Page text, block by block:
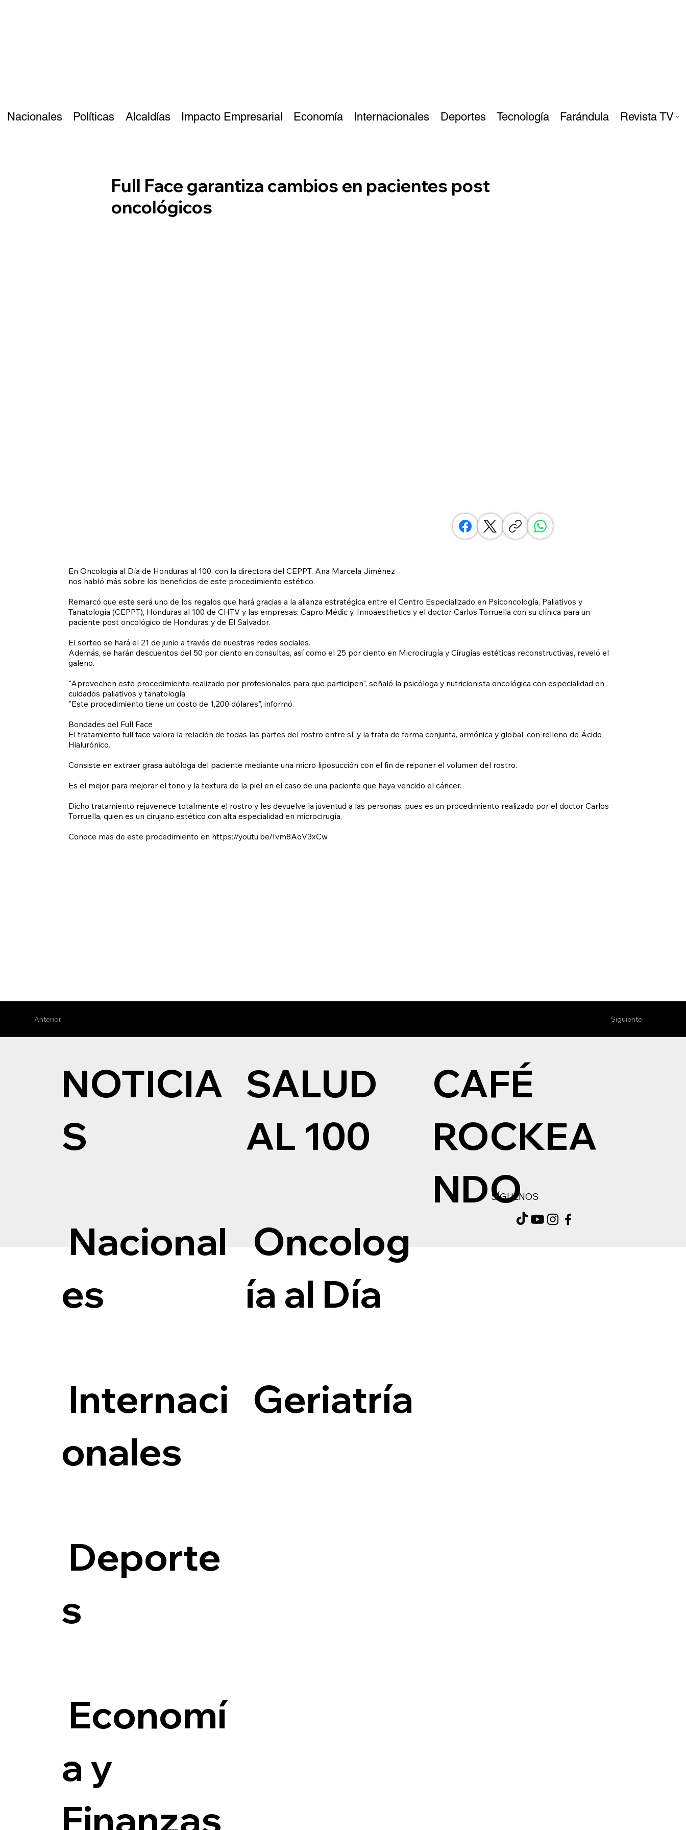
Nacionales Políticas Alcaldías Impacto Empresarial Economía Internacionales Deportes Tecnología Farándula Revista TV
Full Face garantiza cambios en pacientes post
oncológicos
En Oncología al Día de Honduras al 100, con la directora del CEPPT, Ana Marcela Jiménez
nos habló más sobre los beneficios de este procedimiento estético.
Remarcó que este será uno de los regalos que hará gracias a la alianza estratégica entre el Centro Especializado en Psiconcología, Paliativos y
Tanatología (CEPPT), Honduras al 100 de CHTV y las empresas: Capro Médic y, Innoaesthetics y el doctor Carlos Torruella con su clínica para un
paciente post oncológico de Honduras y de El Salvador.
El sorteo se hará el 21 de junio a través de nuestras redes sociales.
Además, se harán descuentos del 50 por ciento en consultas, así como el 25 por ciento en Microcirugía y Cirugías estéticas reconstructivas, reveló el
galeno.
"Aprovechen este procedimiento realizado por profesionales para que participen", señaló la psicóloga y nutricionista oncológica con especialidad en
cuidados paliativos y tanatología.
"Este procedimiento tiene un costo de 1,200 dólares", informó.
Bondades del Full Face
El tratamiento full face valora la relación de todas las partes del rostro entre sí, y la trata de forma conjunta, armónica y global, con relleno de Ácido
Hialurónico.
Consiste en extraer grasa autóloga del paciente mediante una micro liposucción con el fin de reponer el volumen del rostro.
Es el mejor para mejorar el tono y la textura de la piel en el caso de una paciente que haya vencido el cáncer.
Dicho tratamiento rejuvenece totalmente el rostro y les devuelve la juventud a las personas, pues es un procedimiento realizado por el doctor Carlos
Torruella, quien es un cirujano estético con alta especialidad en microcirugía.
Conoce mas de este procedimiento en https://youtu.be/Ivm8AoV3xCw
Siguiente
Anterior
NOTICIA
S
Nacional
es
Internaci
onales
Deporte
s
Economí
a y
Finanzas
SALUD
AL 100
Oncolog
ía al Día
Geriatría
SÍGUENOS
CAFÉ
ROCKEA
NDO